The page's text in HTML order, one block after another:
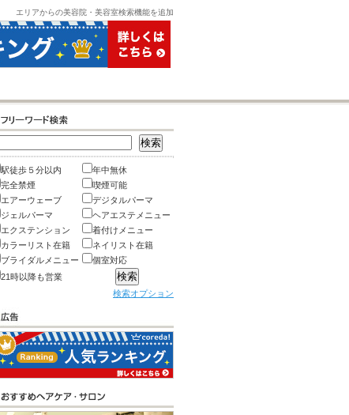
エリアからの美容院・美容室検索機能を追加
駅徒歩５分以内
年中無休
完全禁煙
喫煙可能
エアーウェーブ
デジタルパーマ
ジェルパーマ
ヘアエステメニュー
エクステンション
着付けメニュー
カラーリスト在籍
ネイリスト在籍
ブライダルメニュー
個室対応
21時以降も営業
検索オプション